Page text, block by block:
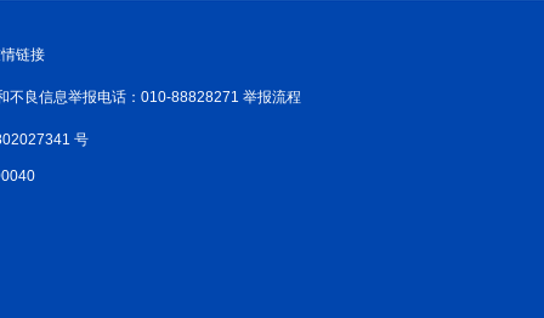
链接
不良信息举报电话：010-88828271 举报流程
号